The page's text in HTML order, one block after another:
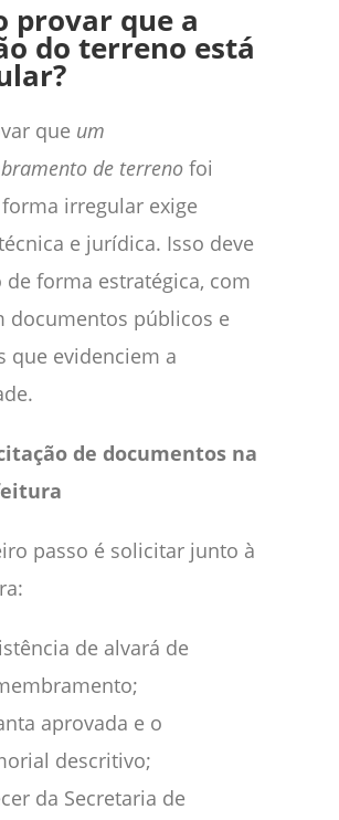
provar que a
do terreno está
que um
de terreno foi
irregular exige
e jurídica. Isso deve
de forma estratégica, com
documentos públicos e
que evidenciem a
de documentos na
passo é solicitar junto à
de alvará de
aprovada e o
descritivo;
da Secretaria de